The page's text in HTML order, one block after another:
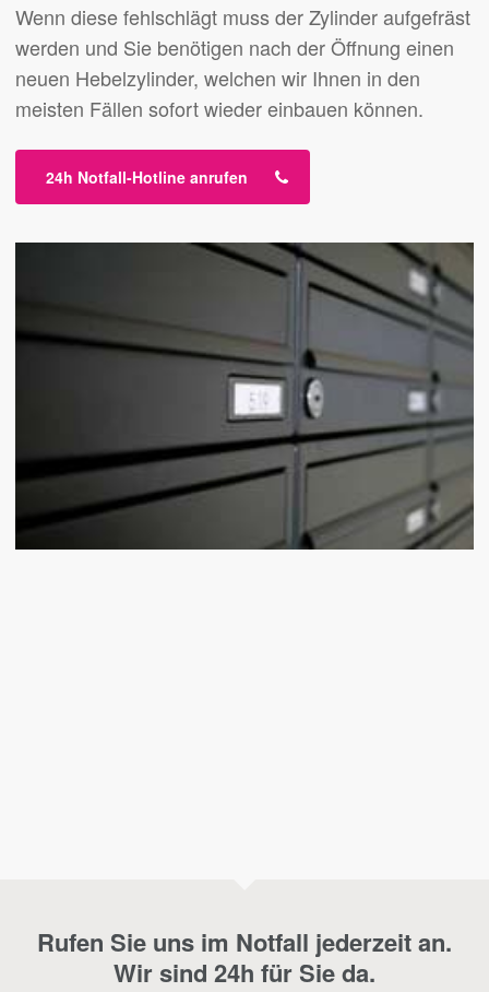
Wenn diese fehlschlägt muss der Zylinder aufgefräst
werden und Sie benötigen nach der Öffnung einen
neuen Hebelzylinder, welchen wir Ihnen in den
meisten Fällen sofort wieder einbauen können.
24h Notfall-Hotline anrufen
Rufen Sie uns im Notfall jederzeit an.
Wir sind 24h für Sie da.